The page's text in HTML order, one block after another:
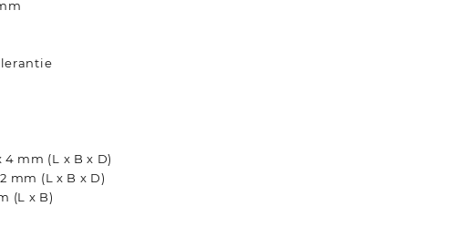
mm (L x B x D)
mm (L x B x D)
(L x B)